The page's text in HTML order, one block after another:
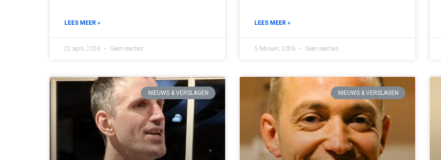
LEES MEER »
22 april, 2026 Geen reacties
LEES MEER »
5 februari, 2026 Geen reacties
NIEUWS & VERSLAGEN NIEUWS & VERSLAGEN